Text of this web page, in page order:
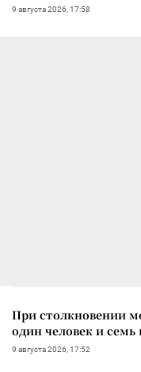
9 августа 2026, 17:58
При столкновении
один человек и семь
9 августа 2026, 17:52